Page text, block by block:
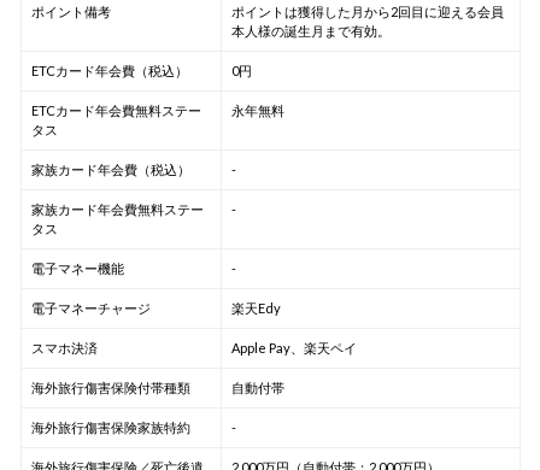
ポイント備考
ポイントは獲得した月から2回目に迎える会員
本人様の誕生月まで有効。
ETCカード年会費（税込） 0円
ETCカード年会費無料ステー
タス
永年無料
家族カード年会費（税込） -
家族カード年会費無料ステー
タス
-
電子マネー機能 -
電子マネーチャージ 楽天Edy
スマホ決済 Apple Pay、楽天ペイ
海外旅行傷害保険付帯種類 自動付帯
海外旅行傷害保険家族特約 -